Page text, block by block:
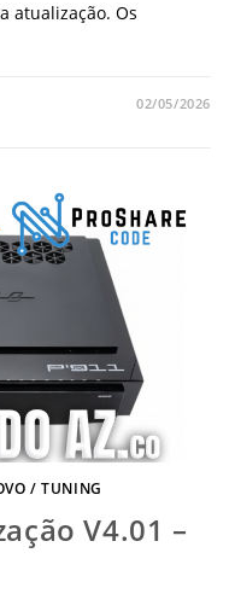
atualização. Os
02/05/2026
/TUNING
V4.01 –